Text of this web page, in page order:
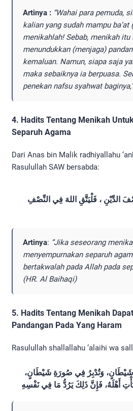
Artinya : “Wahai para pemuda,
kalian yang sudah mampu ba’at
menikahlah! Sebab, menikah itu
menundukkan (menjaga)
kemaluan. Namun, siapa saja
maka sebaiknya ia berpuasa.
penekan nafsu syahwat
4. Hadits Tentang Menikah
Separuh Agama
Dari Anas bin Malik radhiyallahu
Rasulullah SAW bersabda:
الدِّيْنِ ، فَلْيَتَّقِ اللهَ فِي النِّصْفِ
Artinya: “Jika seseorang
menyempurnakan separuh
bertakwalah pada Allah pada
(HR. Al Baihaqi)
5. Hadits Tentang Menikah
Pandangan Pada Yang Haram
Rasulullah shallallahu ‘alaihi wa
وَتُدْبِرُ فِي صُورَةِ شَيْطَانٍ،
أَهْلَهُ، فَإِنَّ ذَلِكَ يَرُدُّ مَا فِي نَفْسِهِ